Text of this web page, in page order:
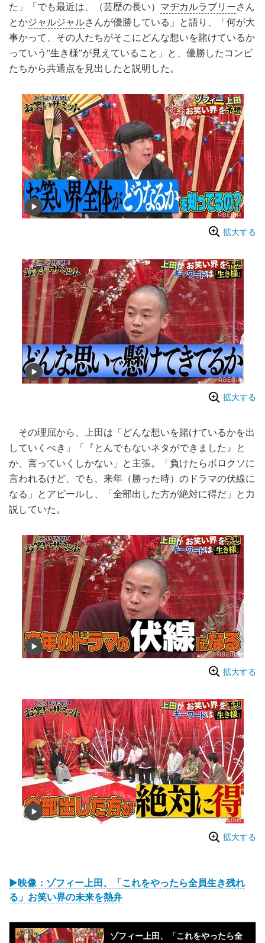
た」「でも最近は、（芸歴の長い） マヂカルラブリーさん
とかジャルジャルさんが優勝している」と語り、「何が大
事かって、その人たちがそこにどんな想いを賭けているか
っていう“生き様”が見えていること」と、優勝したコンビ
たちから共通点を見出したと説明した。
拡大する
拡大する
その理屈から、上田は「どんな想いを賭けているかを出
していくべき」「『とんでもないネタができました』と
か、言っていくしかない」と主張。「負けたらボロクソに
言われるけど、でも、来年（勝った時）のドラマの伏線に
なる」とアピールし、「全部出した方が絶対に得だ」と力
説していた。
拡大する
拡大する
▶映像：ゾフィー上田、「これをやったら全員生き残れ
る」お笑い界の未来を熱弁
ゾフィー上田、「これをやったら全